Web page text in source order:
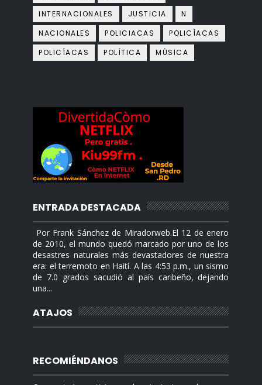
INTERNACIONALES
JUSTICIA
N
NACIONALES
POLICIACAS
POLICÌACAS
POLICÍACAS
POLÍTICA MÙSICA
ENTRADA DESTACADA
Por Frank Sánchez de Miradorweb.El 12 de enero
de 2010, el mundo quedó marcado por uno de los
desastres naturales más devastadores de nuestra
era: el terremoto en Haití. A las 4:53 p.m., un sismo
de 7.0 grados sacudió al país caribeño, dejando
una...
ATAJOS
RECOMIÉNDANOS